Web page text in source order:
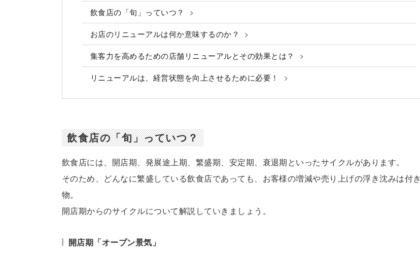
飲食店の「旬」っていつ？
お店のリニューアルは何か意味するのか？
集客力を高めるための店舗リニューアルとその効果とは？
リニューアルは、経営状態を向上させるために必要！
飲食店の「旬」っていつ？
飲食店には、開店期、発展途上期、繁盛期、安定期、衰退期といったサイクルがあります。
そのため、どんなに繁盛している飲食店であっても、お客様の増減や売り上げの浮き沈みは付き
物。
開店期からのサイクルについて解説していきましょう。
開店期「オープン景気」